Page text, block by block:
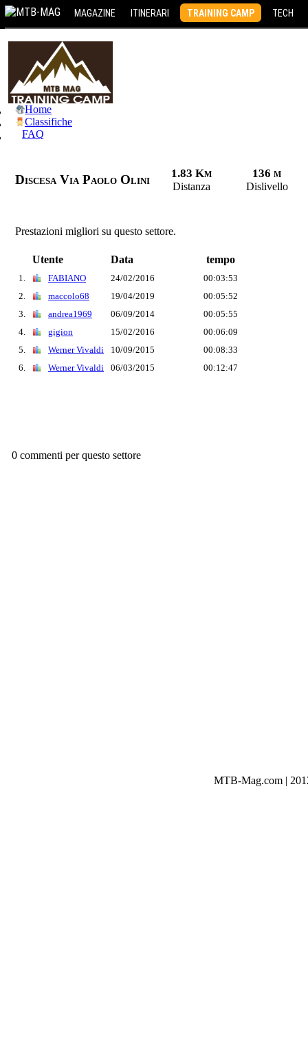
MAGAZINE ITINERARI TRAINING CAMP TECH
Home
Classifiche
FAQ
Discesa Via Paolo Olini 1.83 Km
Distanza
136 m
Dislivello
Prestazioni migliori su questo settore.
Utente Data tempo
1. FABIANO 24/02/2016
00:03:53
2.
maccolo68 19/04/2019
00:05:52
3.
andrea1969 06/09/2014
00:05:55
4.
gigion 15/02/2016
00:06:09
5.
Werner Vivaldi 10/09/2015
00:08:33
6.
Werner Vivaldi 06/03/2015 00:12:47
0 commenti per questo settore
MTB-Mag.com |